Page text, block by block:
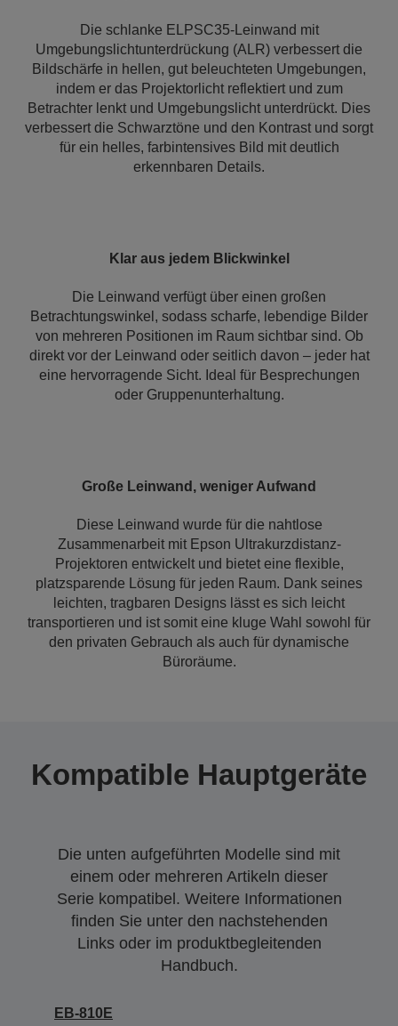
Die schlanke ELPSC35-Leinwand mit
Umgebungslichtunterdrückung (ALR) verbessert die
Bildschärfe in hellen, gut beleuchteten Umgebungen,
indem er das Projektorlicht reflektiert und zum
Betrachter lenkt und Umgebungslicht unterdrückt. Dies
verbessert die Schwarztöne und den Kontrast und sorgt
für ein helles, farbintensives Bild mit deutlich
erkennbaren Details.
Klar aus jedem Blickwinkel
Die Leinwand verfügt über einen großen
Betrachtungswinkel, sodass scharfe, lebendige Bilder
von mehreren Positionen im Raum sichtbar sind. Ob
direkt vor der Leinwand oder seitlich davon – jeder hat
eine hervorragende Sicht. Ideal für Besprechungen
oder Gruppenunterhaltung.
Große Leinwand, weniger Aufwand
Diese Leinwand wurde für die nahtlose
Zusammenarbeit mit Epson Ultrakurzdistanz-
Projektoren entwickelt und bietet eine flexible,
platzsparende Lösung für jeden Raum. Dank seines
leichten, tragbaren Designs lässt es sich leicht
transportieren und ist somit eine kluge Wahl sowohl für
den privaten Gebrauch als auch für dynamische
Büroräume.
Kompatible Hauptgeräte
Die unten aufgeführten Modelle sind mit
einem oder mehreren Artikeln dieser
Serie kompatibel. Weitere Informationen
finden Sie unter den nachstehenden
Links oder im produktbegleitenden
Handbuch.
EB-810E